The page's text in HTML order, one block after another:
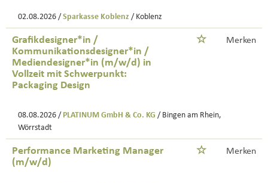
02.08.2026 / Sparkasse Koblenz / Koblenz
Grafikdesigner*in /
Kommunikationsdesigner*in /
Mediendesigner*in (m/w/d) in
Vollzeit mit Schwerpunkt:
Packaging Design
Merken
08.08.2026 / PLATINUM GmbH & Co. KG / Bingen am Rhein,
Wörrstadt
Performance Marketing Manager
(m/w/d)
Merken